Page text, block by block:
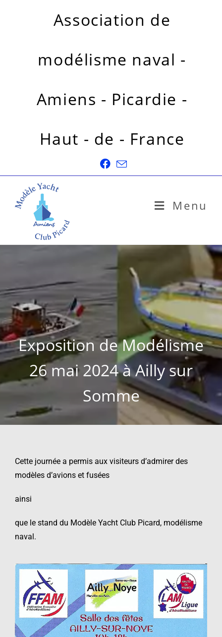
Association de
modélisme naval -
Amiens - Picardie -
Haut - de - France
Menu
Exposition de Modélisme
26 mai 2024 à Ailly sur
Somme
Cette journée a permis aux visiteurs d’admirer des
modèles d’avions et fusées
ainsi
que le stand du Modèle Yacht Club Picard, modélisme
naval.